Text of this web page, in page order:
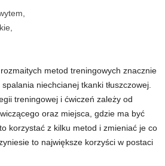
metod treningowych znacznie
niechcianej tkanki tłuszczowej.
treningowej i ćwiczeń zależy od
oraz miejsca, gdzie ma być
korzystać z kilku metod i zmieniać je co
to największe korzyści w postaci